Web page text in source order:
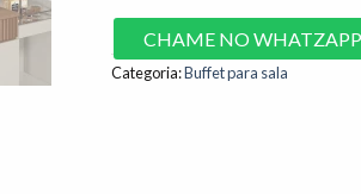
CHAME NO WHATZAPP
Categoria:Buffet para sala